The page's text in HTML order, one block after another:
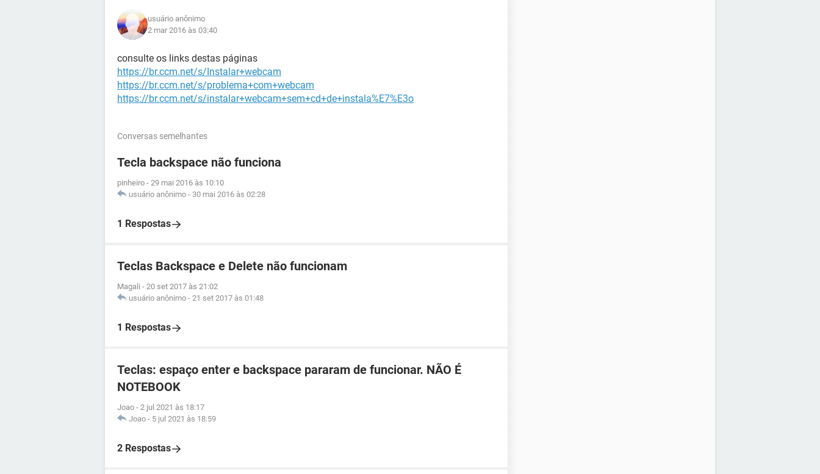
usuário anônimo
2 mar 2016 às 03:40
consulte os links destas páginas
https://br.ccm.net/s/Instalar+webcam
https://br.ccm.net/s/problema+com+webcam
https://br.ccm.net/s/instalar+webcam+sem+cd+de+instala%E7%E3o
Conversas semelhantes
Tecla backspace não funciona
pinheiro - 29 mai 2016 às 10:10
usuário anônimo - 30 mai 2016 às 02:28
1 Respostas
Teclas Backspace e Delete não funcionam
Magali - 20 set 2017 às 21:02
usuário anônimo - 21 set 2017 às 01:48
1 Respostas
Teclas: espaço enter e backspace pararam de funcionar. NÃO É
NOTEBOOK
Joao - 2 jul 2021 às 18:17
Joao - 5 jul 2021 às 18:59
2 Respostas